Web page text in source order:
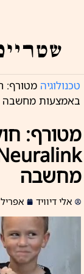
טכנולוגיה
באמצעות מחשבה
מחשבה
אלי דיוויד אפריל 28, 2025